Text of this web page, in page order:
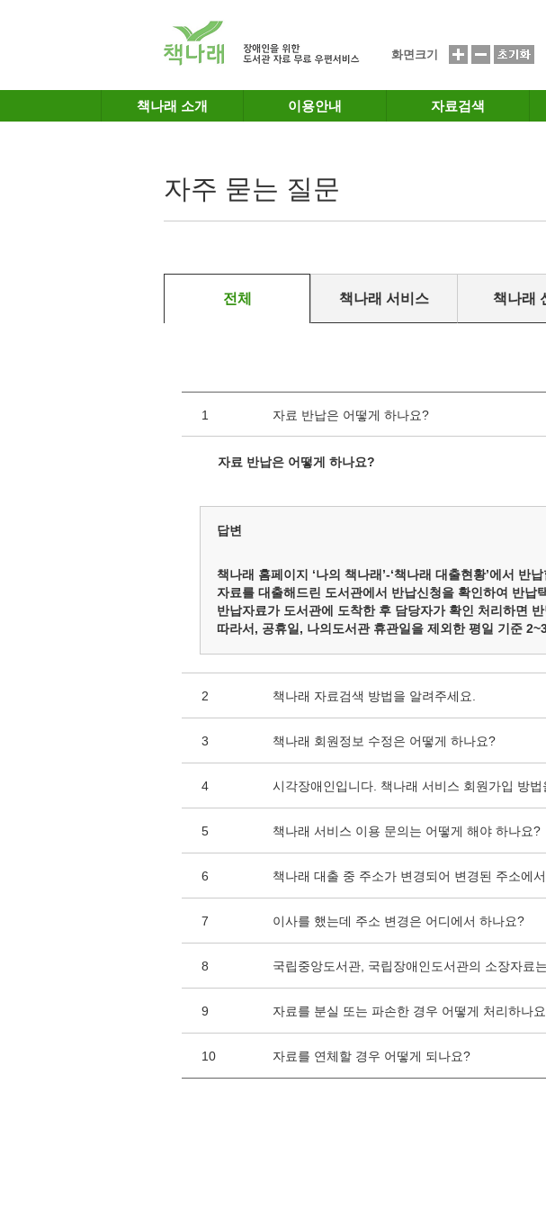
화면크기
책나래 소개 이용안내 자료검색
자주 묻는 질문
전체 책나래 서비스 책나래
1 자료 반납은 어떻게 하나요?
자료 반납은 어떻게 하나요?
답변
책나래 홈페이지 ‘나의 책나래’-‘책나래 대출현황’에서 반
자료를 대출해드린 도서관에서 반납신청을 확인하여 반납
반납자료가 도서관에 도착한 후 담당자가 확인 처리하면
따라서, 공휴일, 나의도서관 휴관일을 제외한 평일 기준
2 책나래 자료검색 방법을 알려주세요.
3 책나래 회원정보 수정은 어떻게 하나요?
4 시각장애인입니다. 책나래 서비스 회원가입 방법
5 책나래 서비스 이용 문의는 어떻게 해야 하나요?
6 책나래 대출 중 주소가 변경되어 변경된 주소에
7 이사를 했는데 주소 변경은 어디에서 하나요?
8 국립중앙도서관, 국립장애인도서관의 소장자료
9 자료를 분실 또는 파손한 경우 어떻게 처리하나
10 자료를 연체할 경우 어떻게 되나요?